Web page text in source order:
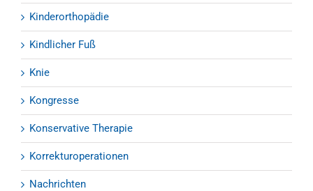
Kinderorthopädie
Kindlicher Fuß
Knie
Kongresse
Konservative Therapie
Korrekturoperationen
Nachrichten